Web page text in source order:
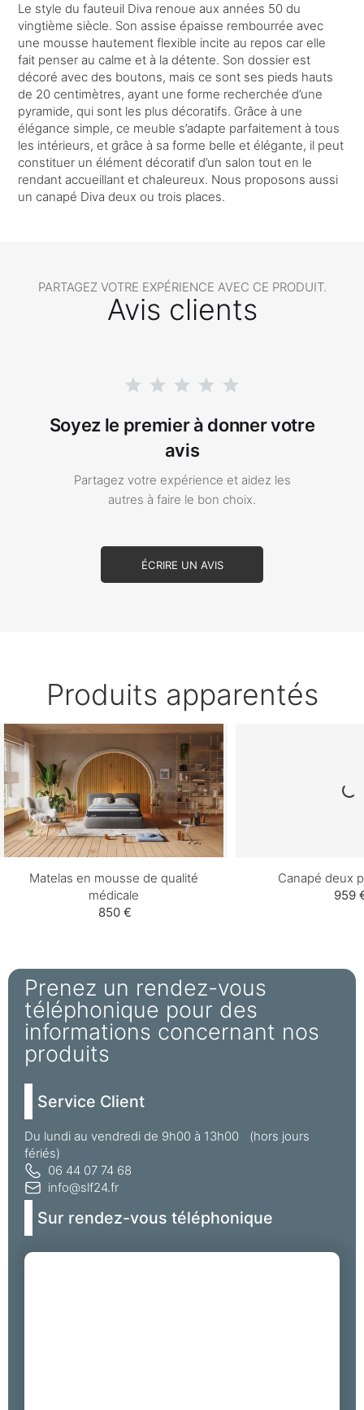
Le style du fauteuil Diva renoue aux années 50 du
vingtième siècle. Son assise épaisse rembourrée avec
une mousse hautement flexible incite au repos car elle
fait penser au calme et à la détente. Son dossier est
décoré avec des boutons, mais ce sont ses pieds hauts
de 20 centimètres, ayant une forme recherchée d’une
pyramide, qui sont les plus décoratifs. Grâce à une
élégance simple, ce meuble s’adapte parfaitement à tous
les intérieurs, et grâce à sa forme belle et élégante, il peut
constituer un élément décoratif d’un salon tout en le
rendant accueillant et chaleureux. Nous proposons aussi
un canapé Diva deux ou trois places.
PARTAGEZ VOTRE EXPÉRIENCE AVEC CE PRODUIT.
Avis clients
Soyez le premier à donner votre
avis
Partagez votre expérience et aidez les
autres à faire le bon choix.
ÉCRIRE UN AVIS
Produits apparentés
Matelas en mousse de qualité
médicale
850 €
Canapé deux
959
Prenez un rendez-vous
téléphonique pour des
informations concernant nos
produits
Service Client
Du lundi au vendredi de 9h00 à 13h00 (hors jours
fériés)
06 44 07 74 68
info@slf24.fr
Sur rendez-vous téléphonique